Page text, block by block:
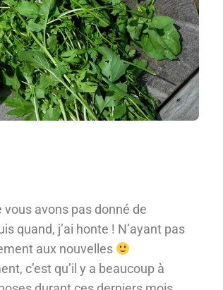
avons pas donné de
quand, j’ai honte ! N’ayant pas
aux nouvelles
c’est qu’il y a beaucoup à